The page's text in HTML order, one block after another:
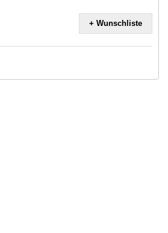
+ Wunschliste